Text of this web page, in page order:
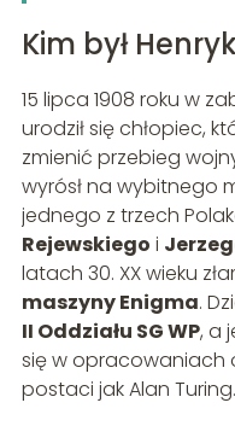
Kim był
15 lipca 1908 roku w
urodził się chłopiec,
zmienić przebieg
wyrósł na wybitnego
jednego z trzech
Rejewskiego i
latach 30. XX wieku
maszyny Enigma.
II Oddziału SG WP, a
się w opracowaniach
postaci jak Alan Turing.